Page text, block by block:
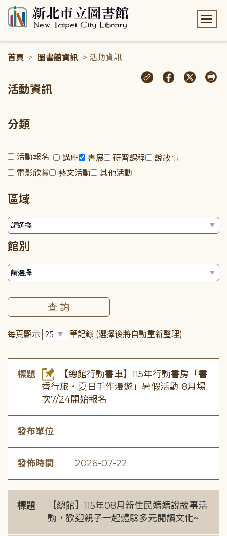
首頁 > 圖書館資訊 > 活動資訊
活動資訊
分類
活動報名 講座 書展 研習課程
說故事
電影欣賞
藝文活動 其他活動
區域
館別
每頁顯示 筆記錄 (選擇後將自動重新整理)
標題
【總館行動書車】115年行動書房「書
香行旅・夏日手作漫遊」暑假活動-8月場
次7/24開始報名
發布單位
發佈時間 2026-07-22
標題
【總館】115年08月新住民媽媽說故事活
動，歡迎親子一起體驗多元閱讀文化~